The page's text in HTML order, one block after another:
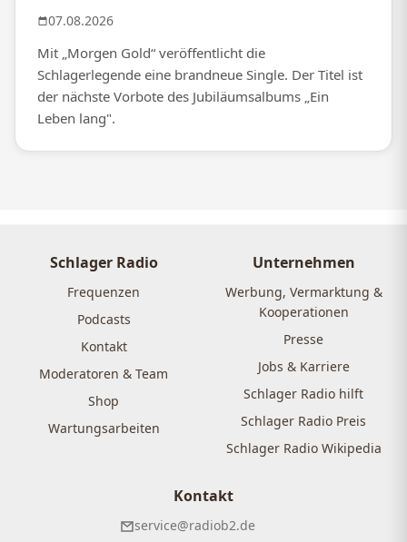
07.08.2026
Mit „Morgen Gold“ veröffentlicht die
Schlagerlegende eine brandneue Single. Der Titel ist
der nächste Vorbote des Jubiläumsalbums „Ein
Leben lang".
Schlager Radio
Frequenzen
Podcasts
Kontakt
Moderatoren & Team
Shop
Wartungsarbeiten
Unternehmen
Werbung, Vermarktung &
Kooperationen
Presse
Jobs & Karriere
Schlager Radio hilft
Schlager Radio Preis
Schlager Radio Wikipedia
Kontakt
service@radiob2.de